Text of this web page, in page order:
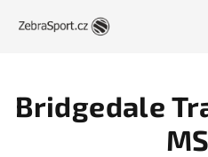
Bridgedale